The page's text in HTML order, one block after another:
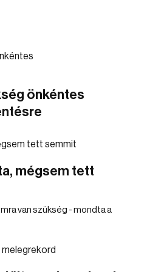
önkéntes
mégsem tett
van szükség - mondta a